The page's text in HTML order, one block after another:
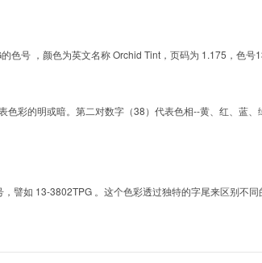
色号 ，颜色为英文名称 Orchid Tint，页码为 1.175，色
彩的明或暗。第二对数字（38）代表色相--黄、红、蓝
譬如 13-3802TPG 。这个色彩透过独特的字尾来区别